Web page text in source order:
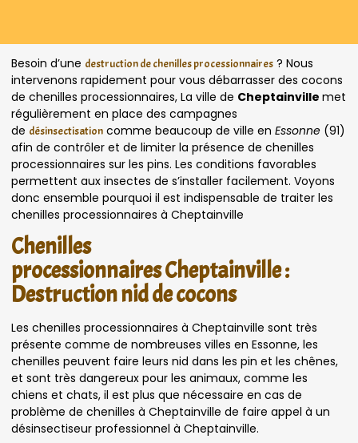
Besoin d’une destruction de chenilles processionnaires ? Nous
intervenons rapidement pour vous débarrasser des cocons
de chenilles processionnaires, La ville de Cheptainville met
régulièrement en place des campagnes
de désinsectisation comme beaucoup de ville en Essonne (91)
afin de contrôler et de limiter la présence de chenilles
processionnaires sur les pins. Les conditions favorables
permettent aux insectes de s’installer facilement. Voyons
donc ensemble pourquoi il est indispensable de traiter les
chenilles processionnaires à Cheptainville
Chenilles
processionnaires Cheptainville :
Destruction nid de cocons
Les chenilles processionnaires à Cheptainville sont très
présente comme de nombreuses villes en Essonne, les
chenilles peuvent faire leurs nid dans les pin et les chênes,
et sont très dangereux pour les animaux, comme les
chiens et chats, il est plus que nécessaire en cas de
problème de chenilles à Cheptainville de faire appel à un
désinsectiseur professionnel à Cheptainville.